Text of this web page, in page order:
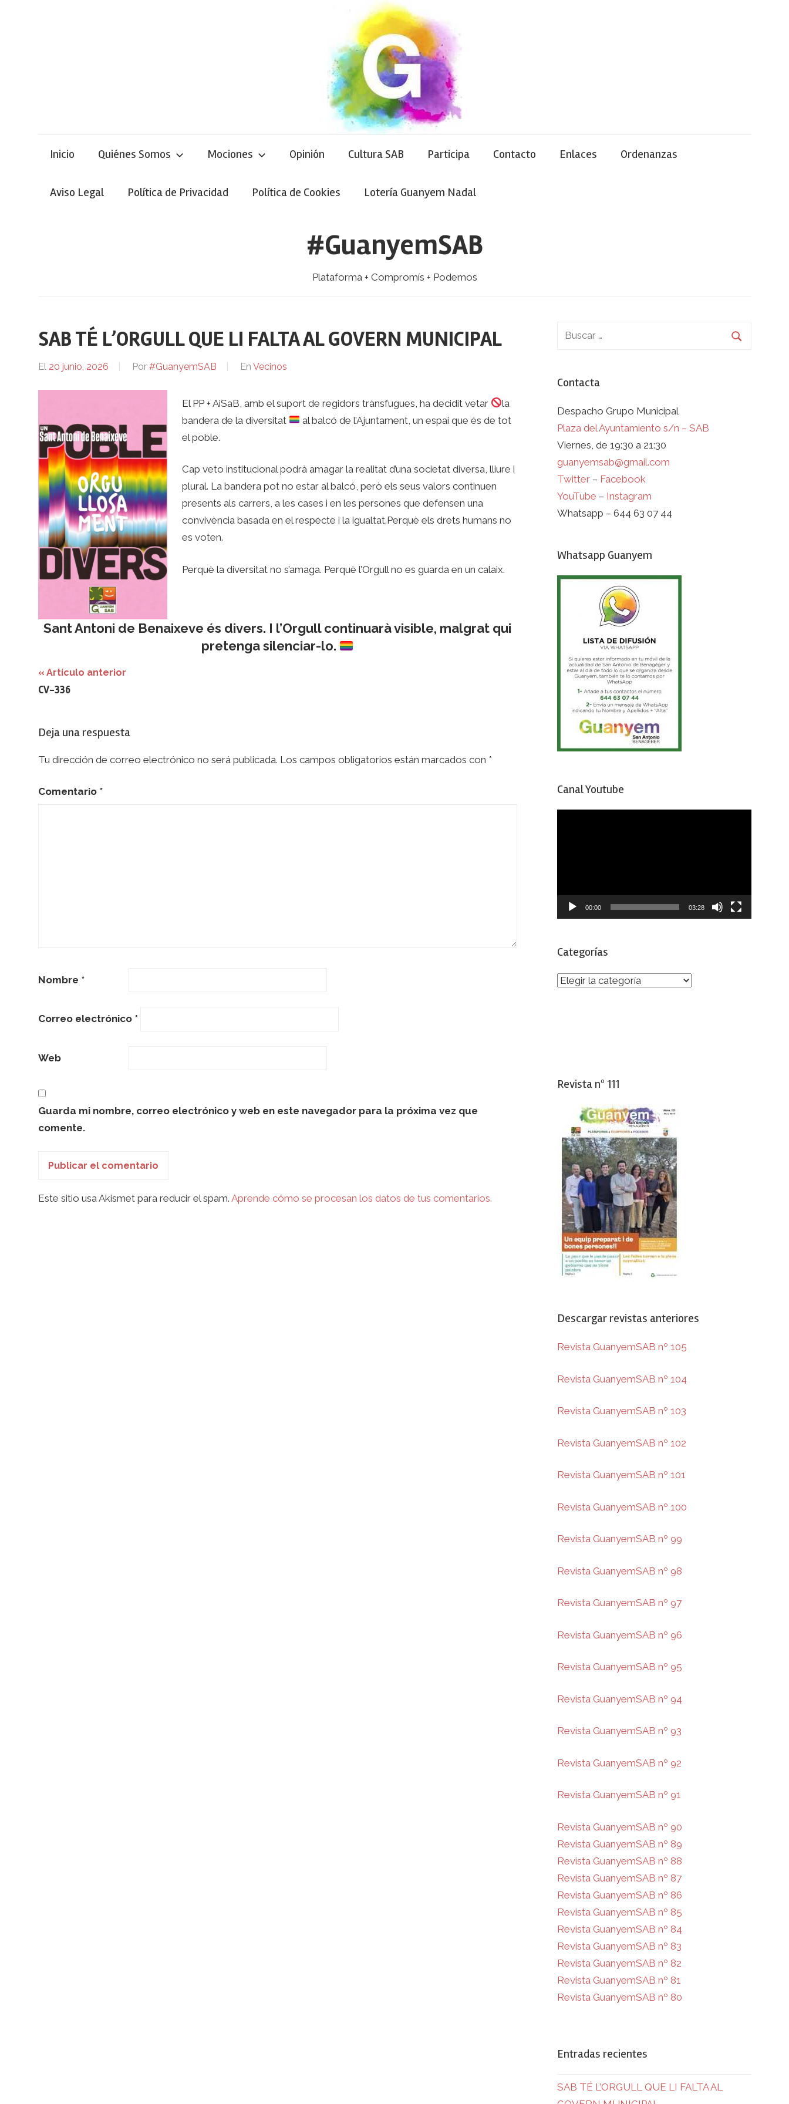
Inicio Quiénes Somos Mociones Opinión Cultura SAB Participa Contacto Enlaces Ordenanzas
Aviso Legal Política de Privacidad Política de Cookies Lotería Guanyem Nadal
#GuanyemSAB
Plataforma + Compromís + Podemos
SAB TÉ L’ORGULL QUE LI FALTA AL GOVERN MUNICIPAL
El 20 junio, 2026 Por #GuanyemSAB En Vecinos
El PP + AiSaB, amb el suport de regidors trànsfugues, ha decidit vetar
la
bandera de la diversitat
​ ​al balcó de l’Ajuntament, un espai que és de tot
el poble.
Cap veto institucional podrà amagar la realitat d’una societat diversa, lliure i
plural. La bandera pot no estar al balcó, però els seus valors continuen
presents als carrers, a les cases i en les persones que defensen una
convivència basada en el respecte i la igualtat.Perquè els drets humans no
es voten.
Perquè la diversitat no s’amaga. Perquè l’Orgull no es guarda en un calaix.
Sant Antoni de Benaixeve és divers. I l’Orgull continuarà visible, malgrat qui
pretenga silenciar-lo.
Navegación
de
Artículo anterior
CV-336
Deja una respuesta
Tu dirección de correo electrónico no será publicada. Los campos obligatorios están marcados con *
Comentario *
Nombre *
Correo electrónico *
Web
Guarda mi nombre, correo electrónico y web en este navegador para la próxima vez que
comente.
Este sitio usa Akismet para reducir el spam. Aprende cómo se procesan los datos de tus comentarios.
Contacta
Despacho Grupo Municipal
Plaza del Ayuntamiento s/n – SAB
Viernes, de 19:30 a 21:30
guanyemsab@gmail.com
Twitter – Facebook
YouTube – Instagram
Whatsapp – 644 63 07 44
Whatsapp Guanyem
Canal Youtube
00:00 03:28
Categorías
Categorías
Revista nº 111
Descargar revistas anteriores
Revista GuanyemSAB nº 105
Revista GuanyemSAB nº 104
Revista GuanyemSAB nº 103
Revista GuanyemSAB nº 102
Revista GuanyemSAB nº 101
Revista GuanyemSAB nº 100
Revista GuanyemSAB nº 99
Revista GuanyemSAB nº 98
Revista GuanyemSAB nº 97
Revista GuanyemSAB nº 96
Revista GuanyemSAB nº 95
Revista GuanyemSAB nº 94
Revista GuanyemSAB nº 93
Revista GuanyemSAB nº 92
Revista GuanyemSAB nº 91
Revista GuanyemSAB nº 90
Revista GuanyemSAB nº 89
Revista GuanyemSAB nº 88
Revista GuanyemSAB nº 87
Revista GuanyemSAB nº 86
Revista GuanyemSAB nº 85
Revista GuanyemSAB nº 84
Revista GuanyemSAB nº 83
Revista GuanyemSAB nº 82
Revista GuanyemSAB nº 81
Revista GuanyemSAB nº 80
Entradas recientes
SAB TÉ L’ORGULL QUE LI FALTA AL